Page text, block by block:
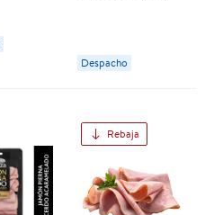
PF
Despacho
Rebaja